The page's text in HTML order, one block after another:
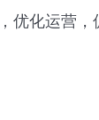
化运营，